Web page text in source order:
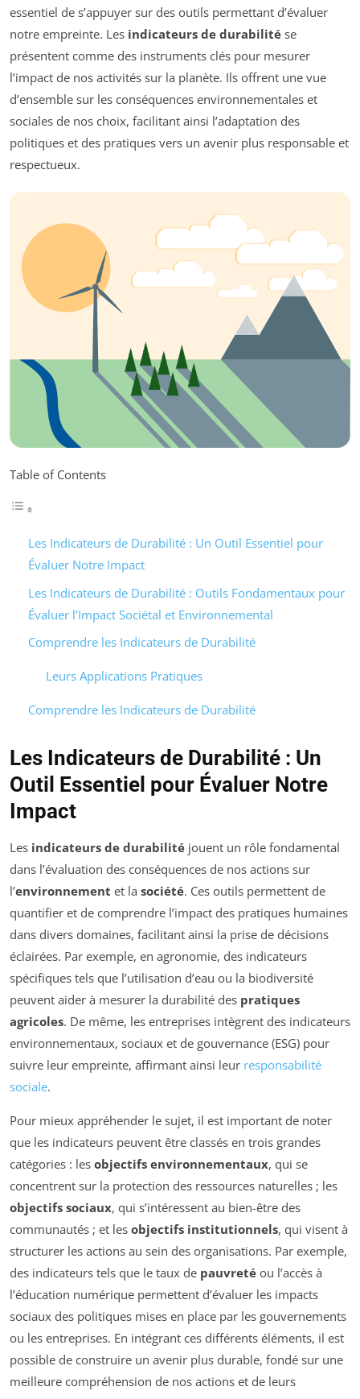
essentiel de s’appuyer sur des outils permettant d’évaluer
notre empreinte. Les indicateurs de durabilité se
présentent comme des instruments clés pour mesurer
l’impact de nos activités sur la planète. Ils offrent une vue
d’ensemble sur les conséquences environnementales et
sociales de nos choix, facilitant ainsi l’adaptation des
politiques et des pratiques vers un avenir plus responsable et
respectueux.
Table of Contents
Les Indicateurs de Durabilité : Un Outil Essentiel pour
Évaluer Notre Impact
Les Indicateurs de Durabilité : Outils Fondamentaux pour
Évaluer l’Impact Sociétal et Environnemental
Comprendre les Indicateurs de Durabilité
Leurs Applications Pratiques
Comprendre les Indicateurs de Durabilité
Les Indicateurs de Durabilité : Un
Outil Essentiel pour Évaluer Notre
Impact
Les indicateurs de durabilité jouent un rôle fondamental
dans l’évaluation des conséquences de nos actions sur
l’environnement et la société. Ces outils permettent de
quantifier et de comprendre l’impact des pratiques humaines
dans divers domaines, facilitant ainsi la prise de décisions
éclairées. Par exemple, en agronomie, des indicateurs
spécifiques tels que l’utilisation d’eau ou la biodiversité
peuvent aider à mesurer la durabilité des pratiques
agricoles. De même, les entreprises intègrent des indicateurs
environnementaux, sociaux et de gouvernance (ESG) pour
suivre leur empreinte, affirmant ainsi leur responsabilité
sociale.
Pour mieux appréhender le sujet, il est important de noter
que les indicateurs peuvent être classés en trois grandes
catégories : les objectifs environnementaux, qui se
concentrent sur la protection des ressources naturelles ; les
objectifs sociaux, qui s’intéressent au bien-être des
communautés ; et les objectifs institutionnels, qui visent à
structurer les actions au sein des organisations. Par exemple,
des indicateurs tels que le taux de pauvreté ou l’accès à
l’éducation numérique permettent d’évaluer les impacts
sociaux des politiques mises en place par les gouvernements
ou les entreprises. En intégrant ces différents éléments, il est
possible de construire un avenir plus durable, fondé sur une
meilleure compréhension de nos actions et de leurs